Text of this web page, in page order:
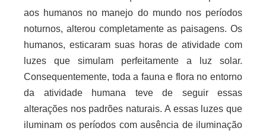
aos humanos no manejo do mundo nos períodos
noturnos, alterou completamente as paisagens. Os
humanos, esticaram suas horas de atividade com
luzes que simulam perfeitamente a luz solar.
Consequentemente, toda a fauna e flora no entorno
da atividade humana teve de seguir essas
alterações nos padrões naturais. A essas luzes que
iluminam os períodos com ausência de iluminação